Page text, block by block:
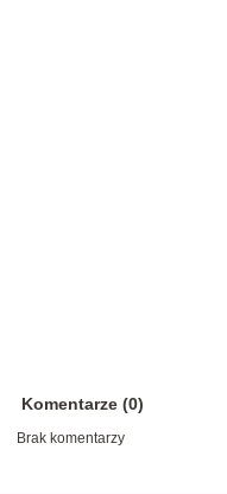
Komentarze (0)
Brak komentarzy